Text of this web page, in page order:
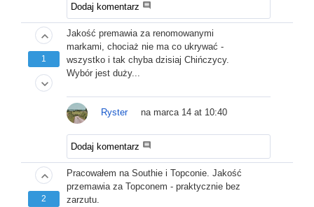
Dodaj komentarz comment
keyboard_arrow_up
1
keyboard_arrow_down
Jakość premawia za renomowanymi
markami, chociaż nie ma co ukrywać -
wszystko i tak chyba dzisiaj Chińczycy.
Wybór jest duży...
Ryster na marca 14 at 10:40
Dodaj komentarz comment
keyboard_arrow_up
2
Pracowałem na Southie i Topconie. Jakość
przemawia za Topconem - praktycznie bez
zarzutu.